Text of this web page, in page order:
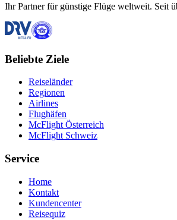
Ihr Partner für günstige Flüge weltweit. Seit
Beliebte Ziele
Reiseländer
Regionen
Airlines
Flughäfen
McFlight Österreich
McFlight Schweiz
Service
Home
Kontakt
Kundencenter
Reisequiz